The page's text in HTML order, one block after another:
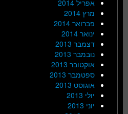
אפריל 2014
מרץ 2014
פברואר 2014
ינואר 2014
דצמבר 2013
נובמבר 2013
אוקטובר 2013
ספטמבר 2013
אוגוסט 2013
יולי 2013
יוני 2013